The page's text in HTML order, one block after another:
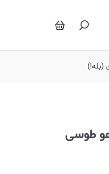
(بله!)
طوسی